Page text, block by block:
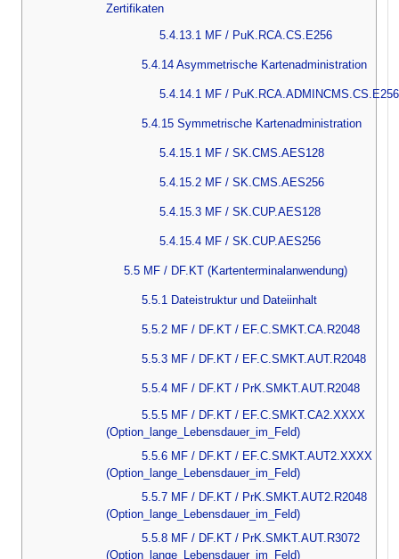
Zertifikaten
5.4.13.1 MF / PuK.RCA.CS.E256
5.4.14 Asymmetrische Kartenadministration
5.4.14.1 MF / PuK.RCA.ADMINCMS.CS.E256
5.4.15 Symmetrische Kartenadministration
5.4.15.1 MF / SK.CMS.AES128
5.4.15.2 MF / SK.CMS.AES256
5.4.15.3 MF / SK.CUP.AES128
5.4.15.4 MF / SK.CUP.AES256
5.5 MF / DF.KT (Kartenterminalanwendung)
5.5.1 Dateistruktur und Dateiinhalt
5.5.2 MF / DF.KT / EF.C.SMKT.CA.R2048
5.5.3 MF / DF.KT / EF.C.SMKT.AUT.R2048
5.5.4 MF / DF.KT / PrK.SMKT.AUT.R2048
5.5.5 MF / DF.KT / EF.C.SMKT.CA2.XXXX
(Option_lange_Lebensdauer_im_Feld)
5.5.6 MF / DF.KT / EF.C.SMKT.AUT2.XXXX
(Option_lange_Lebensdauer_im_Feld)
5.5.7 MF / DF.KT / PrK.SMKT.AUT2.R2048
(Option_lange_Lebensdauer_im_Feld)
5.5.8 MF / DF.KT / PrK.SMKT.AUT.R3072
(Option_lange_Lebensdauer_im_Feld)